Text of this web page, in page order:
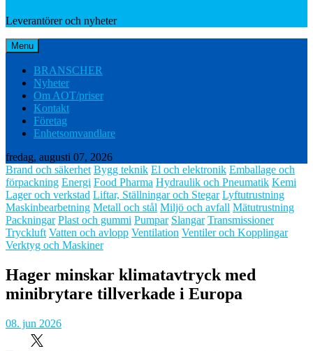
Leverantörer och nyheter
Menu
BRANSCHER
Nyheter
Om AOT/priser
Kontakt
Företag
Enhetsomvandlare
fredag, augusti 07, 2026
Brand och säkerhet Bygg teknik El och elektronik Emballage och
förpackning Energi Food Pharma Hydraulik och Pneumatik Kemi
Lager och verkstad Liftar, Ställningar och Stegar Lyftutrustning
Maskinbearbetning Metall och stål Miljö och avfall Mätutrustning
Packningar Plast och gummi Pumpar Slangar Transmissioner
Tryckluft Vatten och avlopp Ventilation Ventiler och Kopplingar
Verktyg och Maskiner
Hager minskar klimatavtryck med
minibrytare tillverkade i Europa
08. jun 2026